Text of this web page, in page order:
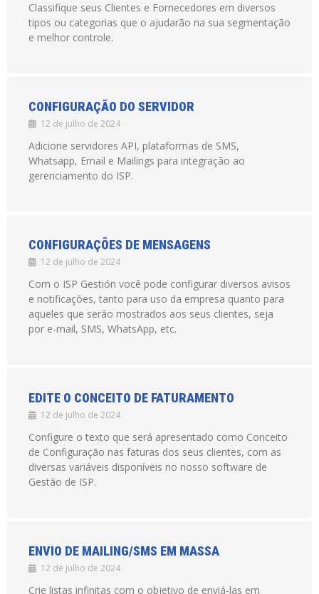
Classifique seus Clientes e Fornecedores em diversos
tipos ou categorias que o ajudarão na sua segmentação
e melhor controle.
CONFIGURAÇÃO DO SERVIDOR
12 de julho de 2024
Adicione servidores API, plataformas de SMS,
Whatsapp, Email e Mailings para integração ao
gerenciamento do ISP.
CONFIGURAÇÕES DE MENSAGENS
12 de julho de 2024
Com o ISP Gestión você pode configurar diversos avisos
e notificações, tanto para uso da empresa quanto para
aqueles que serão mostrados aos seus clientes, seja
por e-mail, SMS, WhatsApp, etc.
EDITE O CONCEITO DE FATURAMENTO
12 de julho de 2024
Configure o texto que será apresentado como Conceito
de Configuração nas faturas dos seus clientes, com as
diversas variáveis disponíveis no nosso software de
Gestão de ISP.
ENVIO DE MAILING/SMS EM MASSA
12 de julho de 2024
Crie listas infinitas com o objetivo de enviá-las em